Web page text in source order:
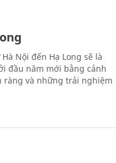
Nội đến Hạ Long sẽ là
đầu năm mới bằng cảnh
ràng và những trải nghiệm